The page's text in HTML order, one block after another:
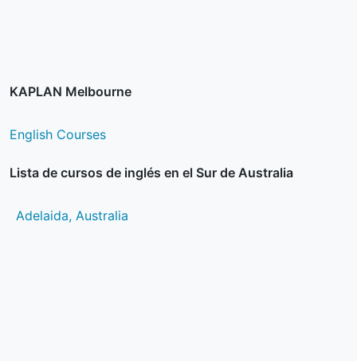
KAPLAN Melbourne
English Courses
Lista de cursos de inglés en el Sur de Australia
Adelaida, Australia